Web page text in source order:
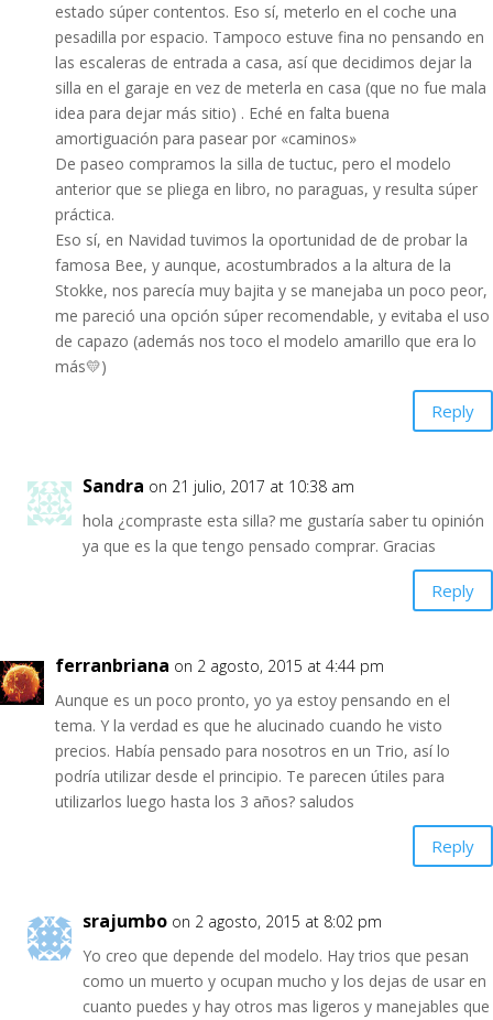
estado súper contentos. Eso sí, meterlo en el coche una
pesadilla por espacio. Tampoco estuve fina no pensando en
las escaleras de entrada a casa, así que decidimos dejar la
silla en el garaje en vez de meterla en casa (que no fue mala
idea para dejar más sitio) . Eché en falta buena
amortiguación para pasear por «caminos»
De paseo compramos la silla de tuctuc, pero el modelo
anterior que se pliega en libro, no paraguas, y resulta súper
práctica.
Eso sí, en Navidad tuvimos la oportunidad de de probar la
famosa Bee, y aunque, acostumbrados a la altura de la
Stokke, nos parecía muy bajita y se manejaba un poco peor,
me pareció una opción súper recomendable, y evitaba el uso
de capazo (además nos toco el modelo amarillo que era lo
más💛)
Reply
Sandra on 21 julio, 2017 at 10:38 am
hola ¿compraste esta silla? me gustaría saber tu opinión
ya que es la que tengo pensado comprar. Gracias
Reply
ferranbriana on 2 agosto, 2015 at 4:44 pm
Aunque es un poco pronto, yo ya estoy pensando en el
tema. Y la verdad es que he alucinado cuando he visto
precios. Había pensado para nosotros en un Trio, así lo
podría utilizar desde el principio. Te parecen útiles para
utilizarlos luego hasta los 3 años? saludos
Reply
srajumbo on 2 agosto, 2015 at 8:02 pm
Yo creo que depende del modelo. Hay trios que pesan
como un muerto y ocupan mucho y los dejas de usar en
cuanto puedes y hay otros mas ligeros y manejables que